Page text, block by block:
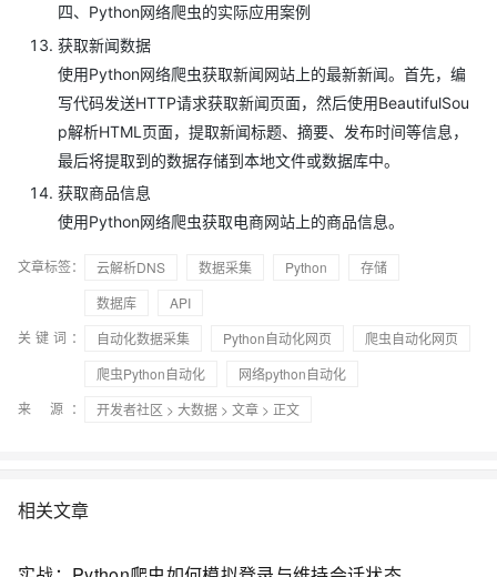
四、Python网络爬虫的实际应用案例
获取新闻数据
使用Python网络爬虫获取新闻网站上的最新新闻。首先，编
写代码发送HTTP请求获取新闻页面，然后使用BeautifulSou
p解析HTML页面，提取新闻标题、摘要、发布时间等信息，
最后将提取到的数据存储到本地文件或数据库中。
获取商品信息
使用Python网络爬虫获取电商网站上的商品信息。
文章标签： 云解析DNS 数据采集 Python
存储
数据库
API
关键词：
自动化数据采集 Python自动化网页
爬虫自动化网页
爬虫Python自动化
网络python自动化
来 源：
开发者社区 > 大数据 > 文章 > 正文
相关文章